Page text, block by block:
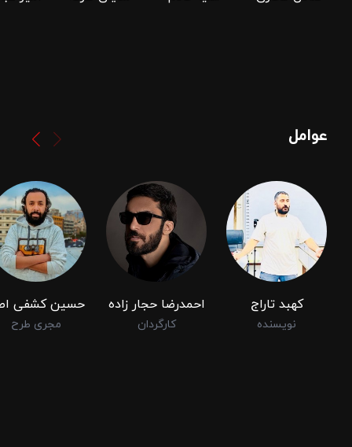
عوامل
کهبد تاراج
نویسنده
احمدرضا حجار زاده
کارگردان
حسین کشفی
مجری طرح